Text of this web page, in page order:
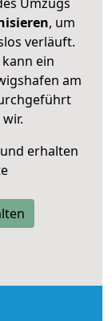
, um
verläuft.
ein
am
erhalten